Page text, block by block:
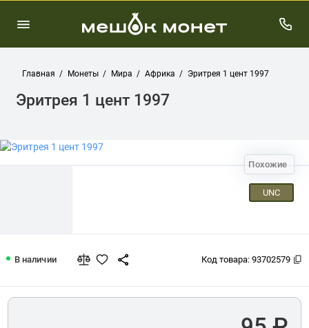
Главная Монеты Мира Африка Эритрея 1 цент 1997
Эритрея 1 цент 1997
Похожие
UNC
В наличии Код товара: 93702579